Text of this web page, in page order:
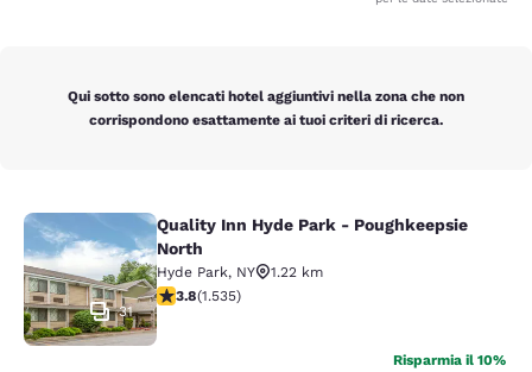
Qui sotto sono elencati hotel aggiuntivi nella zona che non
corrispondono esattamente ai tuoi criteri di ricerca.
Quality Inn Hyde Park -
31
Quality Inn Hyde Park - Poughkeepsie
North
Hyde Park, NY
1.22 km
Valutazione di 3.82 stelle. Buono. 1535 recensioni
3.8(1.535)
Risparmia il 10%